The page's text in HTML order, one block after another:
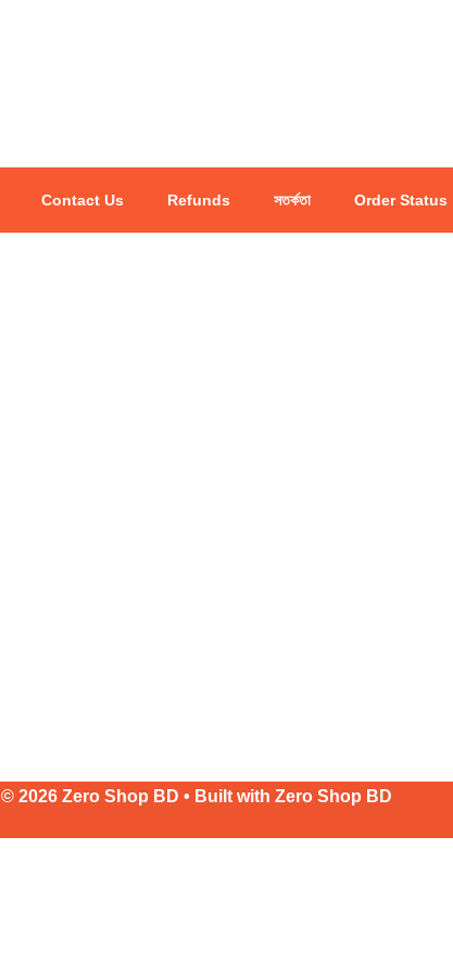
Contact Us Refunds সতর্কতা Order Status
© 2026 Zero Shop BD • Built with Zero Shop BD